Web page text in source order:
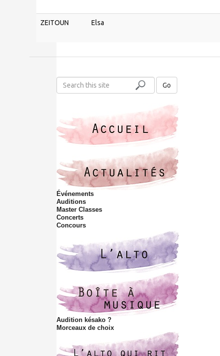
ZEITOUN Elsa
S
e
h
s
i
t
e
Go
Événements
Auditions
Master Classes
Concerts
Concours
Audition késako ?
Morceaux de choix